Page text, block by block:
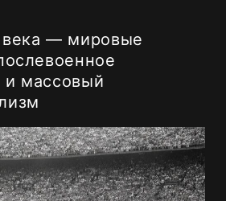
века — мировые
массовый